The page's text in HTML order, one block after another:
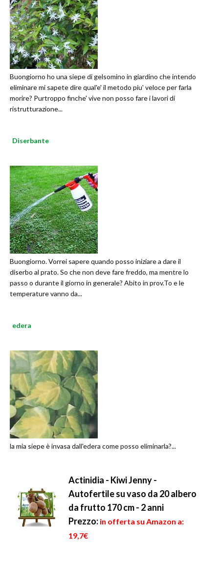
Buongiorno ho una siepe di gelsomino in giardino che intendo
eliminare mi sapete dire qual'e' il metodo piu' veloce per farla
morire? Purtroppo finche' vive non posso fare i lavori di
ristrutturazione...
Diserbante
Buongiorno. Vorrei sapere quando posso iniziare a dare il
diserbo al prato. So che non deve fare freddo, ma mentre lo
passo o durante il giorno in generale? Abito in prov.To e le
temperature vanno da...
edera
la mia siepe è invasa dall'edera come posso eliminarla?...
Actinidia - Kiwi Jenny -
Autofertile su vaso da 20 albero
da frutto 170 cm - 2 anni
Prezzo: in offerta su Amazon a:
19,7€